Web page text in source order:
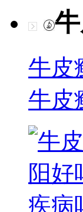
牛皮
牛皮